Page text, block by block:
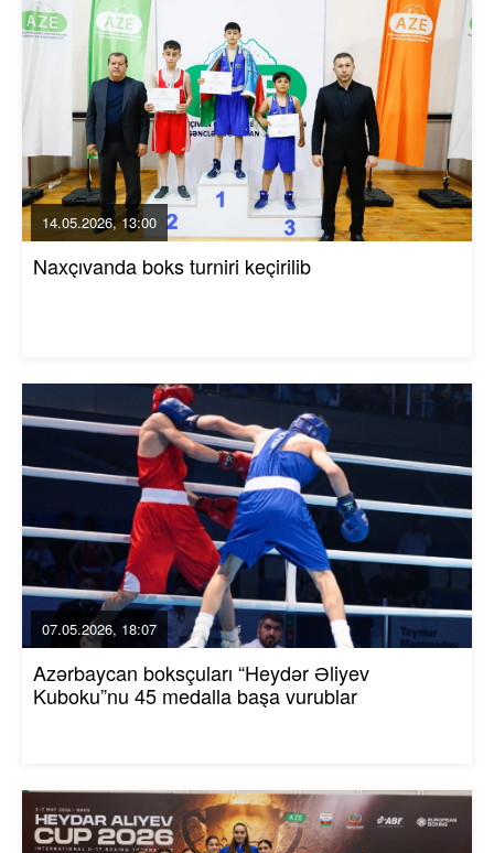
14.05.2026, 13:00
Naxçıvanda boks turniri keçirilib
07.05.2026, 18:07
Azərbaycan boksçuları “Heydər Əliyev
Kuboku”nu 45 medalla başa vurublar